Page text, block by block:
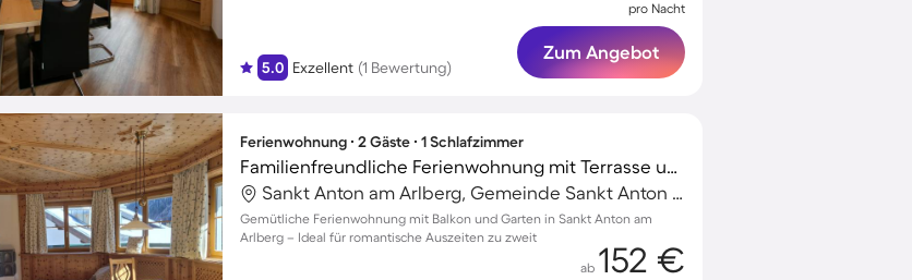
5.0 Exzellent (1 Bewertung)
pro Nacht
Zum Angebot
Ferienwohnung ∙ 2 Gäste ∙ 1 Schlafzimmer
Familienfreundliche Ferienwohnung mit Terrasse und Garten | Gartenblick
Sankt Anton am Arlberg, Gemeinde Sankt Anton am Arlberg, Österreich
Gemütliche Ferienwohnung mit Balkon und Garten in Sankt Anton am
Arlberg – Ideal für romantische Auszeiten zu zweit
ab 152 €